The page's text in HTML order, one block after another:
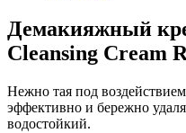
Демакияжный
Cleansing Cream
Нежно тая под
эффективно и бережно
водостойкий.